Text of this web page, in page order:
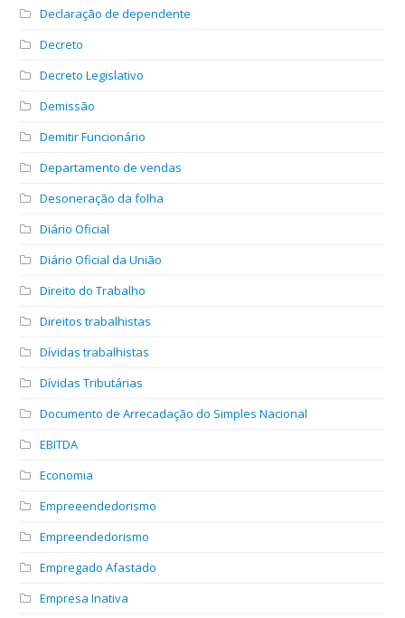
Declaração de dependente
Decreto
Decreto Legislativo
Demissão
Demitir Funcionário
Departamento de vendas
Desoneração da folha
Diário Oficial
Diário Oficial da União
Direito do Trabalho
Direitos trabalhistas
Dívidas trabalhistas
Dívidas Tributárias
Documento de Arrecadação do Simples Nacional
EBITDA
Economia
Empreeendedorismo
Empreendedorismo
Empregado Afastado
Empresa Inativa